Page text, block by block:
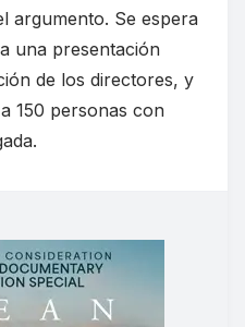
argumento. Se espera
una presentación
de los directores, y
150 personas con